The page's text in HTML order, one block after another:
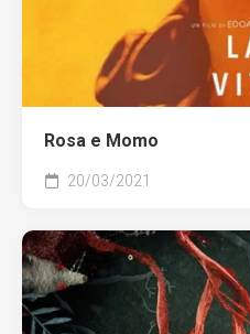
Rosa e Momo
20/03/2021